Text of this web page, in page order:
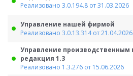
Реализовано 3.0.194.8 от 31.03.2026
Управление нашей фирмой
Реализовано 3.0.13.314 от 21.04.2026
Управление производственным
редакция 1.3
Реализовано 1.3.276 от 15.06.2026